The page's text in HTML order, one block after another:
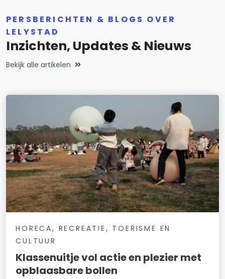
PERSBERICHTEN & BLOGS OVER
LELYSTAD
Inzichten, Updates & Nieuws
Bekijk alle artikelen
HORECA, RECREATIE, TOERISME EN
CULTUUR
Klassenuitje vol actie en plezier met
opblaasbare bollen